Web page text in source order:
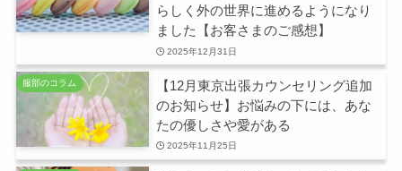
らしく外の世界に進めるようになり
ました【お客さまのご感想】
2025年12月31日
服部のコラム
【12月東京出張カウンセリング追加
のお知らせ】お悩みの下には、あな
たの優しさや愛がある
2025年11月25日